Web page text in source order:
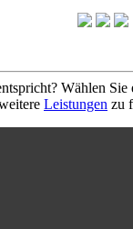
Wählen Sie
Leistungen zu